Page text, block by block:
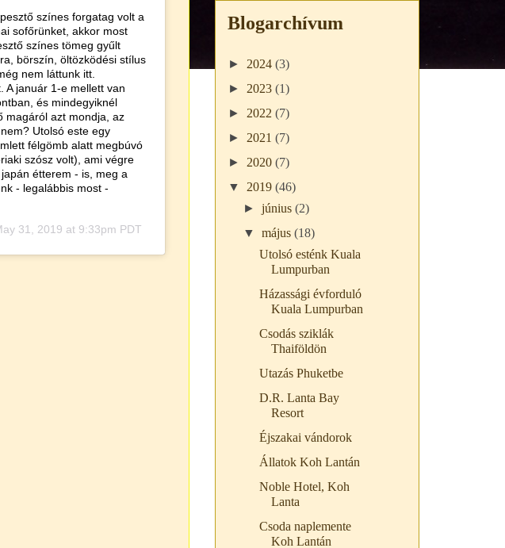
színes forgatag volt a
sofőrünket, akkor most
színes tömeg gyűlt
börszín, öltözködési stílus
nem láttunk itt.
A január 1-e mellett van
és mindegyiknél
magáról azt mondja, az
Utolsó este egy
félgömb alatt megbúvó
szósz volt), ami végre
étterem - is, meg a
- legalábbis most -
31, 2019 at 9:33pm PDT
Blogarchívum
► 2024 (3)
► 2023 (1)
► 2022 (7)
► 2021 (7)
► 2020 (7)
▼ 2019 (46)
►június(2)
▼május(18)
Utolsó esténk Kuala
Lumpurban
Házassági évforduló
Kuala Lumpurban
Csodás sziklák
Thaiföldön
Utazás Phuketbe
D.R. Lanta Bay
Resort
Éjszakai vándorok
Állatok Koh Lantán
Noble Hotel, Koh
Lanta
Csoda naplemente
Koh Lantán